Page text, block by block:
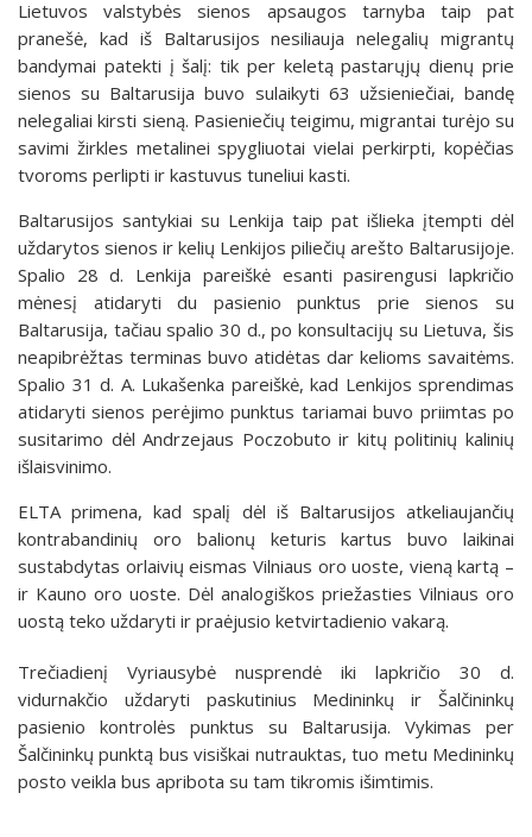
Lietuvos valstybės sienos apsaugos tarnyba taip pat
pranešė, kad iš Baltarusijos nesiliauja nelegalių migrantų
bandymai patekti į šalį: tik per keletą pastarųjų dienų prie
sienos su Baltarusija buvo sulaikyti 63 užsieniečiai, bandę
nelegaliai kirsti sieną. Pasieniečių teigimu, migrantai turėjo su
savimi žirkles metalinei spygliuotai vielai perkirpti, kopėčias
tvoroms perlipti ir kastuvus tuneliui kasti.
Baltarusijos santykiai su Lenkija taip pat išlieka įtempti dėl
uždarytos sienos ir kelių Lenkijos piliečių arešto Baltarusijoje.
Spalio 28 d. Lenkija pareiškė esanti pasirengusi lapkričio
mėnesį atidaryti du pasienio punktus prie sienos su
Baltarusija, tačiau spalio 30 d., po konsultacijų su Lietuva, šis
neapibrėžtas terminas buvo atidėtas dar kelioms savaitėms.
Spalio 31 d. A. Lukašenka pareiškė, kad Lenkijos sprendimas
atidaryti sienos perėjimo punktus tariamai buvo priimtas po
susitarimo dėl Andrzejaus Poczobuto ir kitų politinių kalinių
išlaisvinimo.
ELTA primena, kad spalį dėl iš Baltarusijos atkeliaujančių
kontrabandinių oro balionų keturis kartus buvo laikinai
sustabdytas orlaivių eismas Vilniaus oro uoste, vieną kartą –
ir Kauno oro uoste. Dėl analogiškos priežasties Vilniaus oro
uostą teko uždaryti ir praėjusio ketvirtadienio vakarą.
Trečiadienį Vyriausybė nusprendė iki lapkričio 30 d.
vidurnakčio uždaryti paskutinius Medininkų ir Šalčininkų
pasienio kontrolės punktus su Baltarusija. Vykimas per
Šalčininkų punktą bus visiškai nutrauktas, tuo metu Medininkų
posto veikla bus apribota su tam tikromis išimtimis.